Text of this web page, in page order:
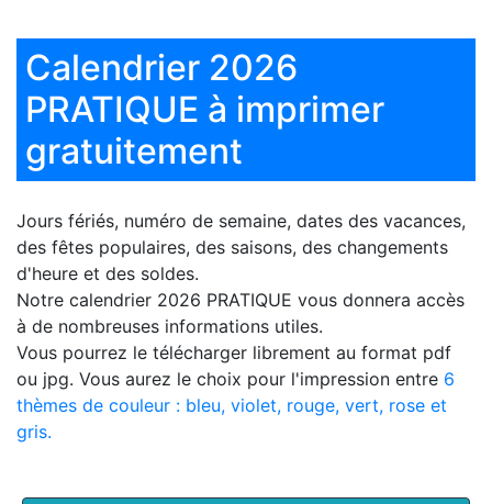
Calendrier 2026
PRATIQUE à imprimer
gratuitement
Jours fériés, numéro de semaine, dates des vacances,
des fêtes populaires, des saisons, des changements
d'heure et des soldes.
Notre calendrier 2026 PRATIQUE vous donnera accès
à de nombreuses informations utiles.
Vous pourrez le télécharger librement au format pdf
ou jpg. Vous aurez le choix pour l'impression entre 6
thèmes de couleur : bleu, violet, rouge, vert, rose et
gris.